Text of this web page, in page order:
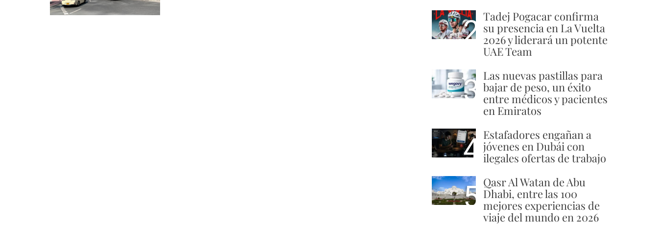
2 Tadej Pogacar confirma
su presencia en La Vuelta
2026 y liderará un potente
UAE Team
3 Las nuevas pastillas para
bajar de peso, un éxito
entre médicos y pacientes
en Emiratos
4 Estafadores engañan a
jóvenes en Dubái con
ilegales ofertas de trabajo
5 Qasr Al Watan de Abu
Dhabi, entre las 100
mejores experiencias de
viaje del mundo en 2026